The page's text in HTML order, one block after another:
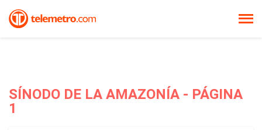
SÍNODO DE LA AMAZONÍA - PÁGINA
1